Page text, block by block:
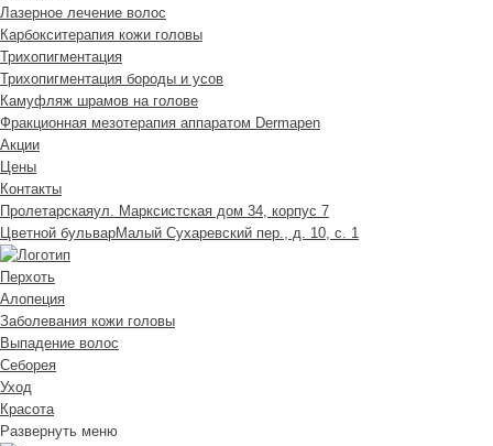
Лазерное лечение волос
Карбокситерапия кожи головы
Трихопигментация
Трихопигментация бороды и усов
Камуфляж шрамов на голове
Фракционная мезотерапия аппаратом Dermapen
Акции
Цены
Контакты
Пролетарскаяул. Марксистская дом 34, корпус 7
Цветной бульварМалый Сухаревский пер., д. 10, с. 1
Перхоть
Алопеция
Заболевания кожи головы
Выпадение волос
Cеборея
Уход
Красота
Развернуть меню